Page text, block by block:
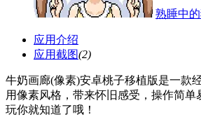
熟睡中
应用介绍
应用截图(2)
牛奶画廊(像素)安卓桃子移植版是一款
用像素风格，带来怀旧感受，操作简
玩你就知道了哦！